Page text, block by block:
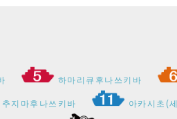
하마리큐후나쓰키바
지마후나쓰키바
아카시초(